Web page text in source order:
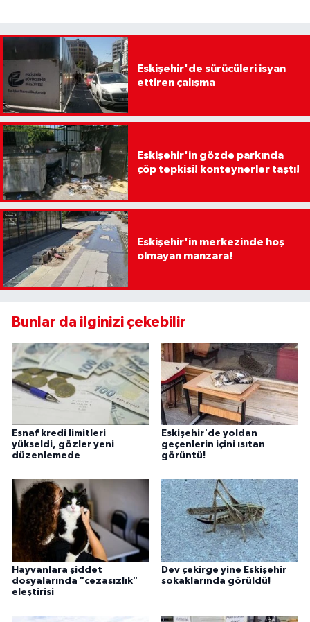
Eskişehir'de sürücüleri isyan
ettiren çalışma
Eskişehir'in gözde parkında
çöp tepkisi! konteynerler taştı!
Eskişehir'in merkezinde hoş
olmayan manzara!
Bunlar da ilginizi çekebilir
Esnaf kredi limitleri
yükseldi, gözler yeni
düzenlemede
Eskişehir'de yoldan
geçenlerin içini ısıtan
görüntü!
Hayvanlara şiddet
dosyalarında "cezasızlık"
eleştirisi
Dev çekirge yine Eskişehir
sokaklarında görüldü!